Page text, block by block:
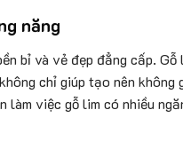
năng
bỉ và vẻ đẹp đẳng cấp.
chỉ giúp tạo nên không
làm việc gỗ lim có nhiều